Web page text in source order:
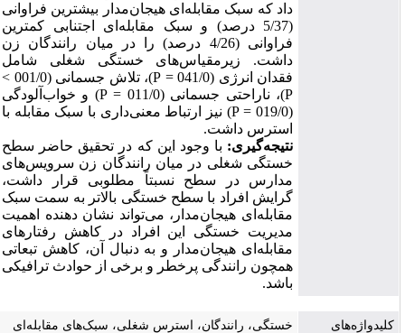
داد که سبک مقابله‌ای هیجان‌مدار بیشترین فراوانی
(5/37 درصد) و سبک مقابله‌ای اجتنابی کمترین
فراوانی (4/26 درصد) را در میان رانندگان زن
داشت.
زیرمقیاس‌های خستگی شغلی شامل
فقدان انرژی (041/0 =
P
)، تلاش جسمانی (001/0 >
)، ناراحتی جسمانی (011/0 = P ) و خواب‌آلودگی
P ) نیز ارتباط معنی‌داری با سبک مقابله با
استرس داشت.
نتیجه‌گیری:با وجود این که در تحقیق حاضر سطح
خستگی شغلی در میان رانندگان زن سرویس‌های
مدارس در سطح نسبتاً مطلوبی قرار داشت،
گرایش افراد با سطح خستگی بالاتر به سمت سبک
مقابله‌ای هیجان‌مدار، می‌تواند نشان دهنده اهمیت
مدیریت خستگی این افراد در کاهش رفتارهای
مقابله‌ای هیجان‌مدار و به دنبال آن، کاهش تبعاتی
همچون رانندگی پرخطر و برخی از حوادث ترافیکی
باشد.
کلیدواژه‌های
خستگی، رانندگان، استرس شغلی، سبک‌های مقابله‌ای